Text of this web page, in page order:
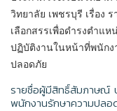
วิทยาลัย เพชรบุรี เรื่อง
เลือกสรรเพื่อดำรงตำแห
ปฏิบัติงานในหน้าที่พนักง
ปลอดภัย
รายชื่อผู้มีสิทธิ์สัมภาษณ์
พนักงานรักษาความปลอ